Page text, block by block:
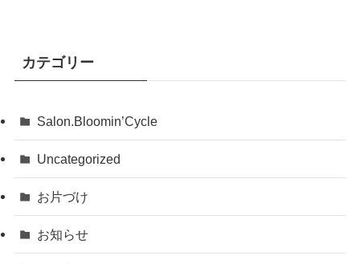
カテゴリー
Salon.Bloomin’Cycle
Uncategorized
お片づけ
お知らせ